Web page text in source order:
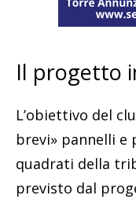
Il progetto
L’obiettivo del
brevi» pannelli e
quadrati della
previsto dal